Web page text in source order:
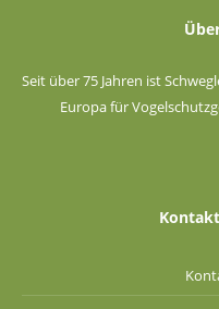
Seit über 75 Jahren ist
Europa für